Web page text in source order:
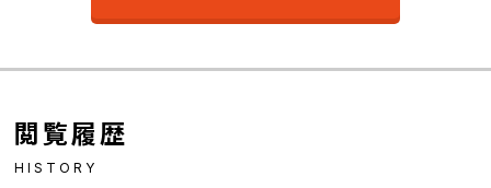
閲覧履歴
HISTORY